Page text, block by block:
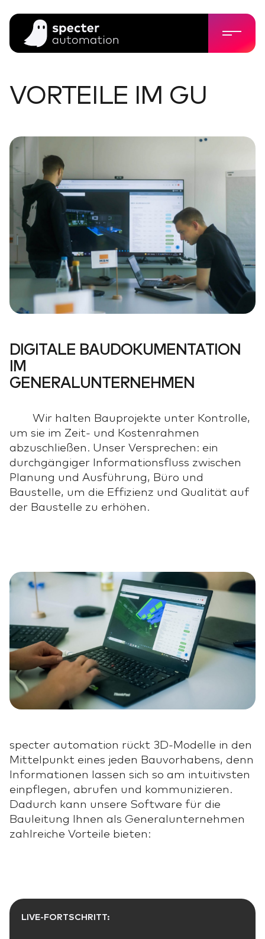
VORTEILE IM GU
DIGITALE BAUDOKUMENTATION
IM
GENERALUNTERNEHMEN
Wir halten Bauprojekte unter Kontrolle,
um sie im Zeit- und Kostenrahmen
abzuschließen. Unser Versprechen: ein
durchgängiger Informationsfluss zwischen
Planung und Ausführung, Büro und
Baustelle, um die Effizienz und Qualität auf
der Baustelle zu erhöhen.
specter automation rückt 3D-Modelle in den
Mittelpunkt eines jeden Bauvorhabens, denn
Informationen lassen sich so am intuitivsten
einpflegen, abrufen und kommunizieren.
Dadurch kann unsere Software für die
Bauleitung Ihnen als Generalunternehmen
zahlreiche Vorteile bieten:
LIVE-FORTSCHRITT: